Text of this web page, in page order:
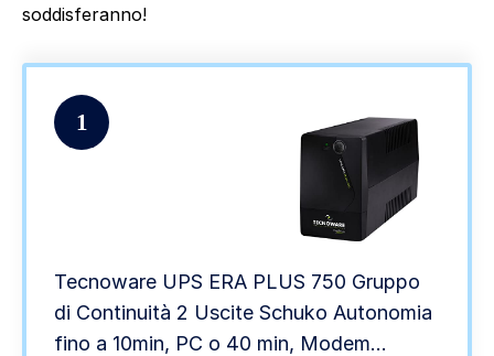
soddisferanno!
1
Tecnoware UPS ERA PLUS 750 Gruppo
di Continuità 2 Uscite Schuko Autonomia
fino a 10min, PC o 40 min, Modem